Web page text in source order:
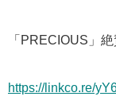
「PRECIOUS」
https://linkco.re/